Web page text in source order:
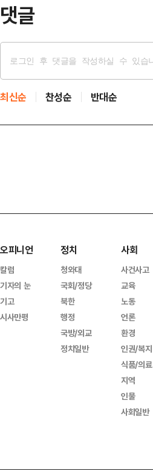
댓글
최신순 찬성순 반대순
오피니언
칼럼
기자의 눈
기고
시사만평
정치
청와대
국회/정당
북한
행정
국방/외교
정치일반
사회
사건사고
교육
노동
언론
환경
인권/복지
식품/의료
지역
인물
사회일반